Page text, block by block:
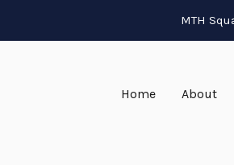
MTH
Home About